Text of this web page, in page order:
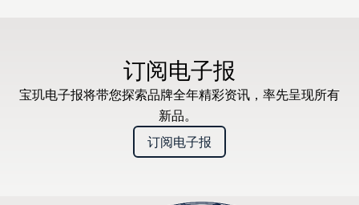
订阅电子报
宝玑电子报将带您探索品牌全年精彩资讯，率先呈现所有
新品。
订阅电子报